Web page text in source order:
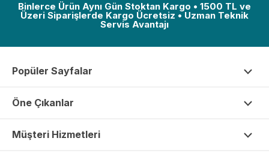
Binlerce Ürün Aynı Gün Stoktan Kargo • 1500 TL ve
Üzeri Siparişlerde Kargo Ücretsiz • Uzman Teknik
Servis Avantajı
Popüler Sayfalar
Öne Çıkanlar
Müşteri Hizmetleri